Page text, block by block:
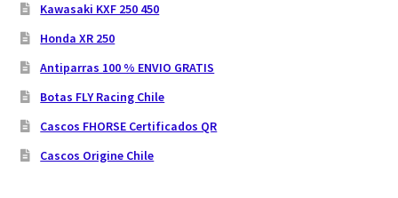
Kawasaki KXF 250 450
Honda XR 250
Antiparras 100 % ENVIO GRATIS
Botas FLY Racing Chile
Cascos FHORSE Certificados QR
Cascos Origine Chile